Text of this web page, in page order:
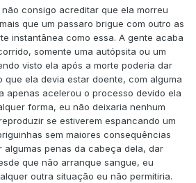
consigo acreditar que ela morreu
que um passaro brigue com outro as
instantânea como essa. A gente acaba
somente uma autópsita ou um
visto ela após a morte poderia dar
que ela devia estar doente, com alguma
apenas acelerou o processo devido ela
forma, eu não deixaria nenhum
se estiverem espancando um
sem maiores consequências
algumas penas da cabeça dela, dar
que não arranque sangue, eu
outra situação eu não permitiria.